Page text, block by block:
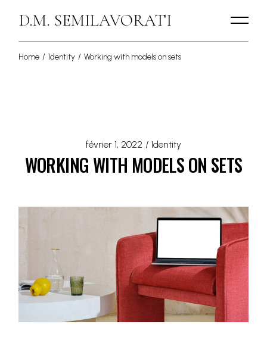
D.M. SEMILAVORATI
Home Identity Working with models on sets
février 1, 2022 Identity
WORKING WITH MODELS ON SETS